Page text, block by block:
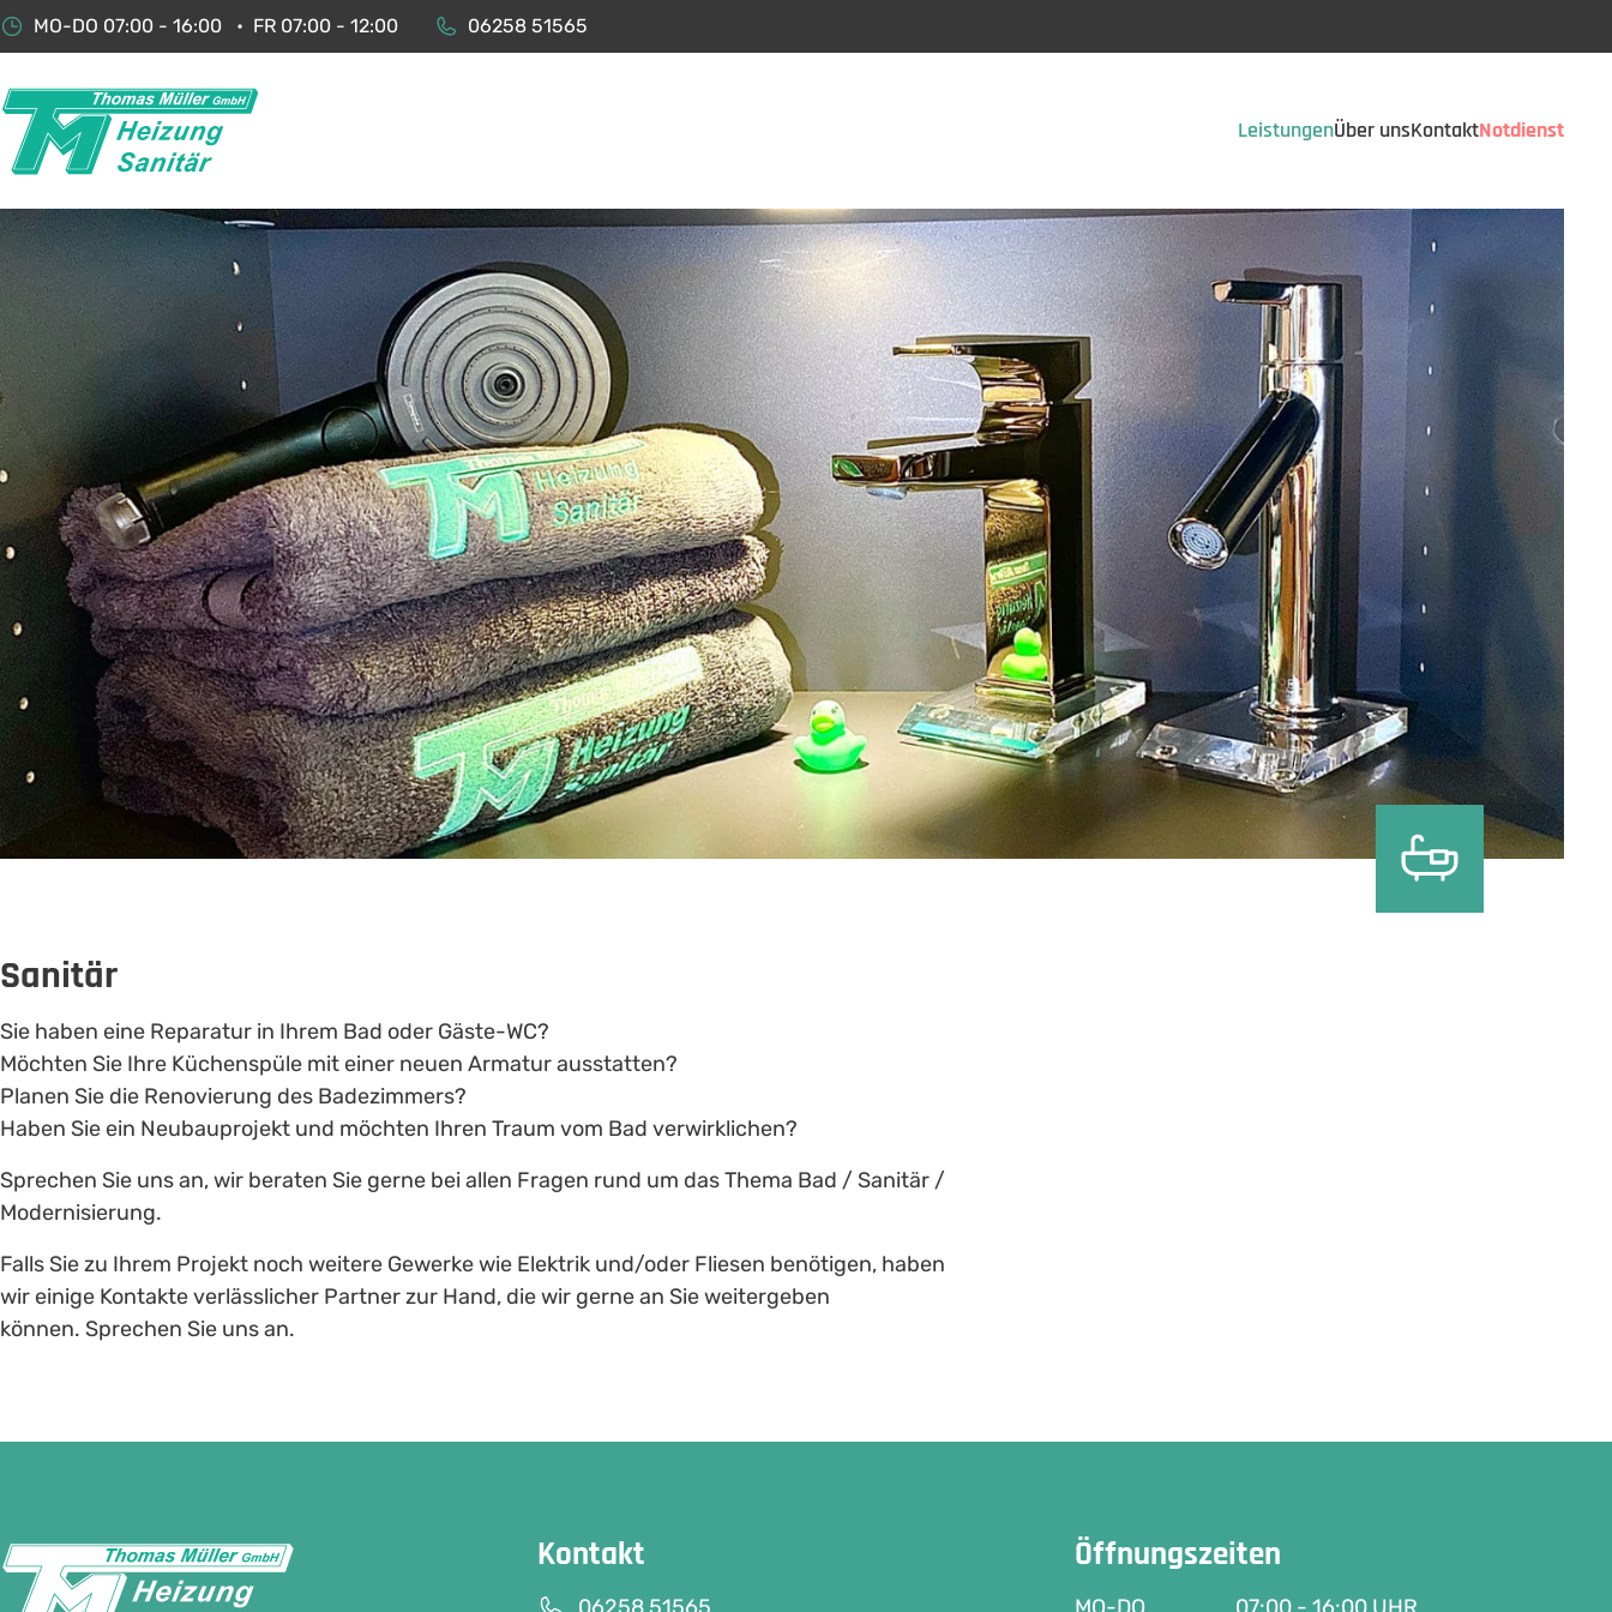
MO-DO 07:00 - 16:00 FR 07:00 - 12:00 06258 51565
LeistungenÜber unsKontaktNotdienst
Sanitär
Sie haben eine Reparatur in Ihrem Bad oder Gäste-WC?
Möchten Sie Ihre Küchenspüle mit einer neuen Armatur ausstatten?
Planen Sie die Renovierung des Badezimmers?
Haben Sie ein Neubauprojekt und möchten Ihren Traum vom Bad verwirklichen?
Sprechen Sie uns an, wir beraten Sie gerne bei allen Fragen rund um das Thema Bad / Sanitär /
Modernisierung.
Falls Sie zu Ihrem Projekt noch weitere Gewerke wie Elektrik und/oder Fliesen benötigen, haben
wir einige Kontakte verlässlicher Partner zur Hand, die wir gerne an Sie weitergeben
können. Sprechen Sie uns an.
Kontakt Öffnungszeiten